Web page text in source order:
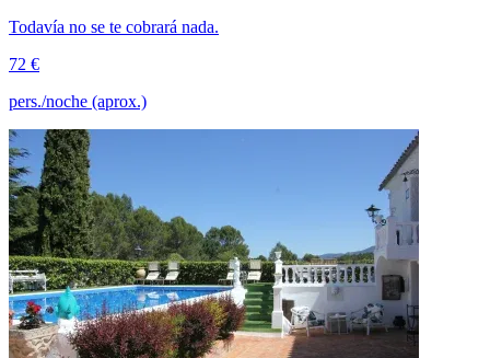
Todavía no se te cobrará nada.
72 €
pers./noche (aprox.)